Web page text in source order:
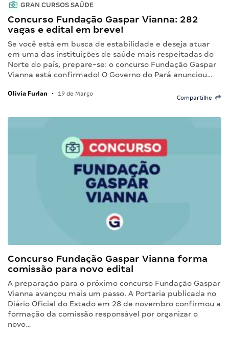
GRAN CURSOS SAÚDE
Concurso Fundação Gaspar Vianna: 282
vagas e edital em breve!
Se você está em busca de estabilidade e deseja atuar
em uma das instituições de saúde mais respeitadas do
Norte do país, prepare-se: o concurso Fundação Gaspar
Vianna está confirmado! O Governo do Pará anunciou…
Olivia Furlan • 19 de Março
Compartilhe
Concurso Fundação Gaspar Vianna forma
comissão para novo edital
A preparação para o próximo concurso Fundação Gaspar
Vianna avançou mais um passo. A Portaria publicada no
Diário Oficial do Estado em 28 de novembro confirmou a
formação da comissão responsável por organizar o
novo…